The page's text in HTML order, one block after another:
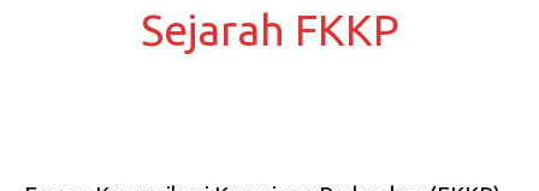
Sejarah FKKP